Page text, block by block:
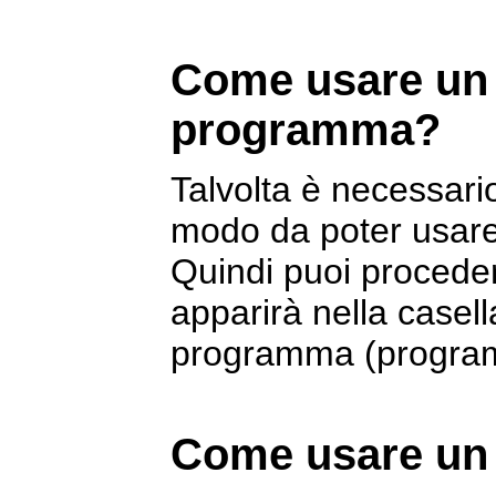
Come usare
programma?
Talvolta è
modo da poter
Quindi puoi
apparirà nella
programma
Come usare